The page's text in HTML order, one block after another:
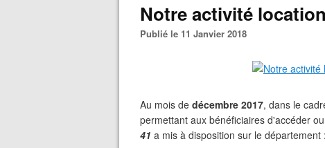
Notre activité
Publié le 11 Janvier 2018
Au mois de décembre 2017, dans le
permettant aux bénéficiaires d'accéder
41 a mis à disposition sur le département :